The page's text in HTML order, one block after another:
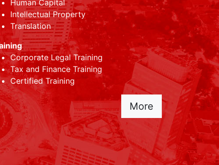
Human Capital
Intellectual Property
Translation
Corporate Legal Training
Tax and Finance Training
Certified Training
More